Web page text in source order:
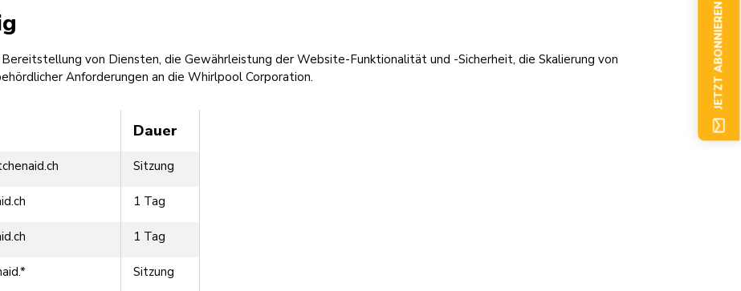
von Diensten, die Gewährleistung der Website-Funktionalität und -Sicherheit, die Skalierung von
Anforderungen an die Whirlpool Corporation.
Dauer
Sitzung
1 Tag
1 Tag
Sitzung
JETZT ABONNIEREN